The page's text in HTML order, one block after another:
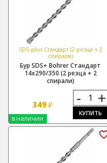
SDS-plus Стандарт (2 резца + 2
спирали)
Бур SDS+ Bohrer Стандарт
14х290/350 (2 резца + 2
спирали)
349₽ - +
КУПИТЬ
в наличии